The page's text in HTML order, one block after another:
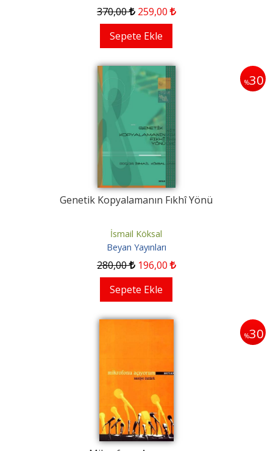
370,00 259,00
Sepete Ekle
%30
Genetik Kopyalamanın Fıkhî Yönü
İsmail Köksal
Beyan Yayınları
280,00 196,00
Sepete Ekle
%30